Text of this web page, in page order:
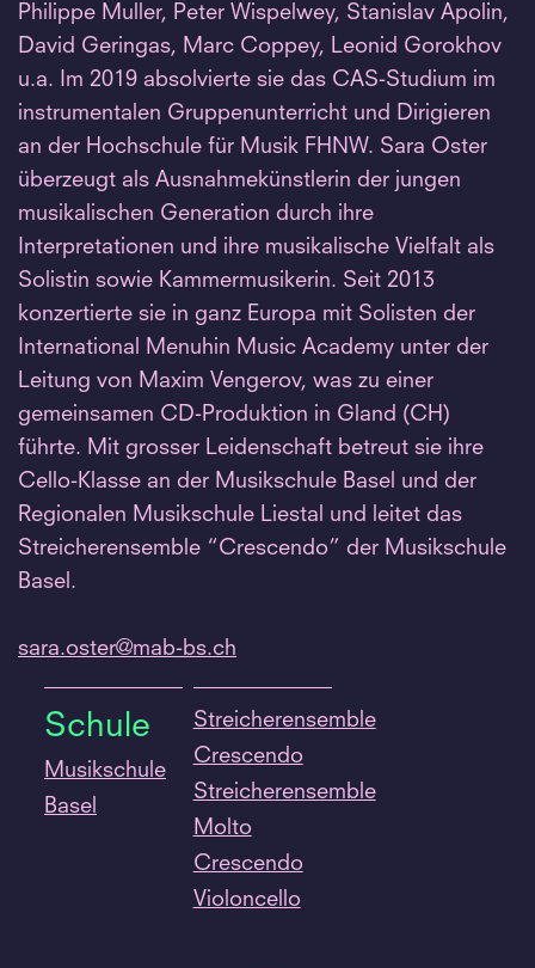
Philippe Muller, Peter Wispelwey, Stanislav Apolin,
David Geringas, Marc Coppey, Leonid Gorokhov
u.a. Im 2019 absolvierte sie das CAS-Studium im
instrumentalen Gruppenunterricht und Dirigieren
an der Hochschule für Musik FHNW. Sara Oster
überzeugt als Ausnahmekünstlerin der jungen
musikalischen Generation durch ihre
Interpretationen und ihre musikalische Vielfalt als
Solistin sowie Kammermusikerin. Seit 2013
konzertierte sie in ganz Europa mit Solisten der
International Menuhin Music Academy unter der
Leitung von Maxim Vengerov, was zu einer
gemeinsamen CD-Produktion in Gland (CH)
führte. Mit grosser Leidenschaft betreut sie ihre
Cello-Klasse an der Musikschule Basel und der
Regionalen Musikschule Liestal und leitet das
Streicherensemble “Crescendo” der Musikschule
Basel.
sara.oster@mab-bs.ch
Schule
Musikschule
Basel
Streicherensemble
Crescendo
Streicherensemble
Molto
Crescendo
Violoncello